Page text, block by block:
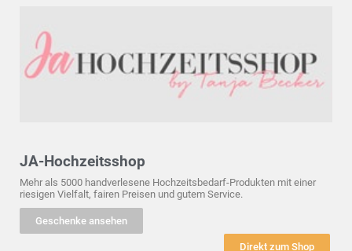
JA-Hochzeitsshop
Mehr als 5000 handverlesene Hochzeitsbedarf-Produkten mit einer
riesigen Vielfalt, fairen Preisen und gutem Service.
Geschenke ansehen
Direkt zum Shop